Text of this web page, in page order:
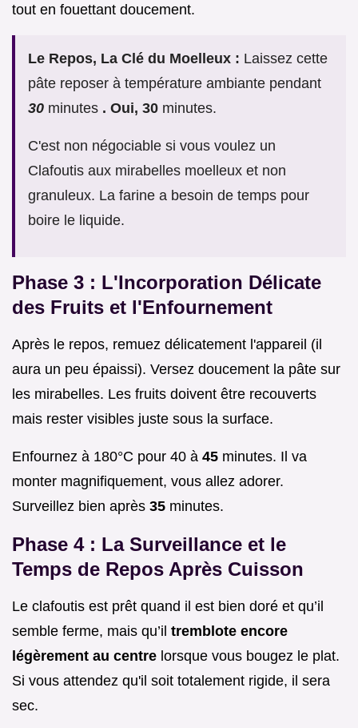
tout en fouettant doucement.
Le Repos, La Clé du Moelleux : Laissez cette
pâte reposer à température ambiante pendant
30 minutes . Oui, 30 minutes.
C'est non négociable si vous voulez un
Clafoutis aux mirabelles moelleux et non
granuleux. La farine a besoin de temps pour
boire le liquide.
Phase 3 : L'Incorporation Délicate
des Fruits et l'Enfournement
Après le repos, remuez délicatement l'appareil (il
aura un peu épaissi). Versez doucement la pâte sur
les mirabelles. Les fruits doivent être recouverts
mais rester visibles juste sous la surface.
Enfournez à 180°C pour 40 à 45 minutes. Il va
monter magnifiquement, vous allez adorer.
Surveillez bien après 35 minutes.
Phase 4 : La Surveillance et le
Temps de Repos Après Cuisson
Le clafoutis est prêt quand il est bien doré et qu’il
semble ferme, mais qu’il tremblote encore
légèrement au centre lorsque vous bougez le plat.
Si vous attendez qu'il soit totalement rigide, il sera
sec.